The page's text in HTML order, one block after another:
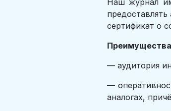
Наш журнал
сертификат о
Преимущества
— аудитория
—
аналогах,